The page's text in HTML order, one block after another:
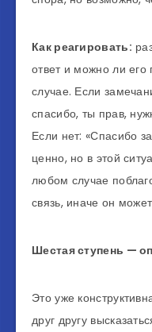
Как реагировать:
ответ и можно ли его
случае. Если
спасибо, ты прав,
Если нет: «Спасибо
ценно, но в этой
любом случае
связь, иначе он
Шестая ступень —
Это уже
друг другу